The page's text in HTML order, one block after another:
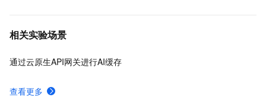
相关实验场景
通过云原生API网关进行AI缓存
查看更多